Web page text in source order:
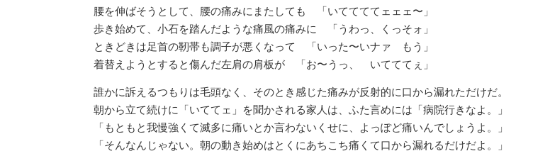
腰を伸ばそうとして、腰の痛みにまたしても 「いててててェェェ〜」
歩き始めて、小石を踏んだような痛風の痛みに 「うわっ、くっそォ」
ときどきは足首の靭帯も調子が悪くなって 「いった〜いナァ もう」
着替えようとすると傷んだ左肩の肩板が 「お〜うっ、 いてててぇ」
誰かに訴えるつもりは毛頭なく、そのとき感じた痛みが反射的に口から漏れただけだ。
朝から立て続けに「いててェ」を聞かされる家人は、ふた言めには「病院行きなよ。」
「もともと我慢強くて滅多に痛いとか言わないくせに、よっぽど痛いんでしょうよ。」
「そんなんじゃない。朝の動き始めはとくにあちこち痛くて口から漏れるだけだよ。」